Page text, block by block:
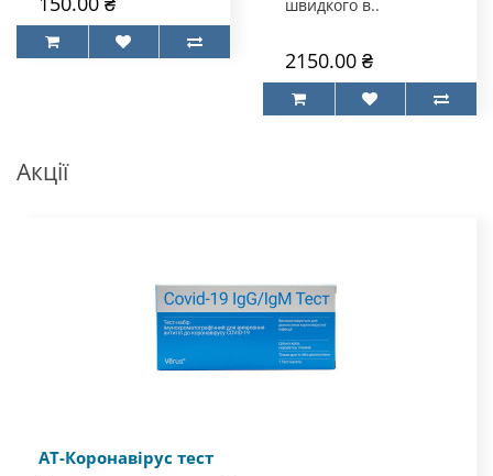
швидкого в..
2150.00 ₴
Акції
АТ-Коронавірус тест